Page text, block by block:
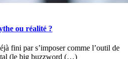
ou réalité ?
fini par s’imposer comme l’outil de
(le big buzzword (…)